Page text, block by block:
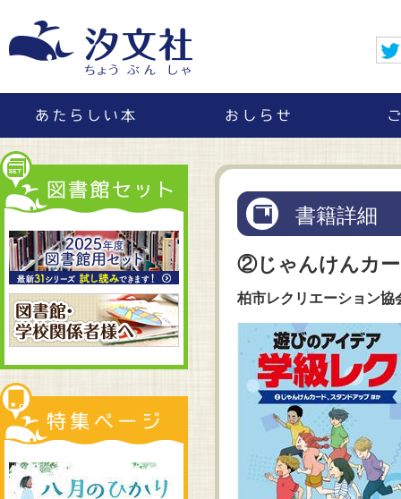
書籍詳細
②じゃんけんカ
柏市レクリエーション協